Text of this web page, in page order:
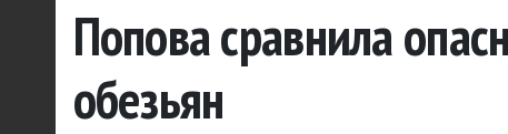
Попова сравнила
обезьян